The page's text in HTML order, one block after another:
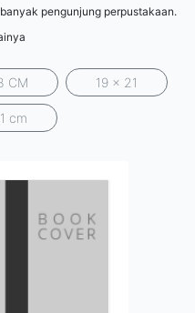
pengunjung perpustakaan.
CM 19 x 21
cm